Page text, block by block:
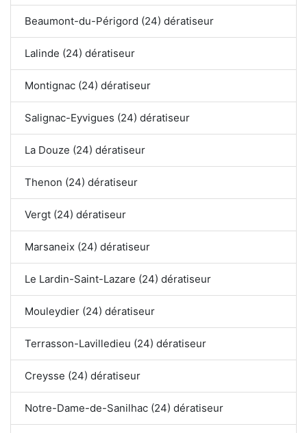
Beaumont-du-Périgord (24) dératiseur
Lalinde (24) dératiseur
Montignac (24) dératiseur
Salignac-Eyvigues (24) dératiseur
La Douze (24) dératiseur
Thenon (24) dératiseur
Vergt (24) dératiseur
Marsaneix (24) dératiseur
Le Lardin-Saint-Lazare (24) dératiseur
Mouleydier (24) dératiseur
Terrasson-Lavilledieu (24) dératiseur
Creysse (24) dératiseur
Notre-Dame-de-Sanilhac (24) dératiseur